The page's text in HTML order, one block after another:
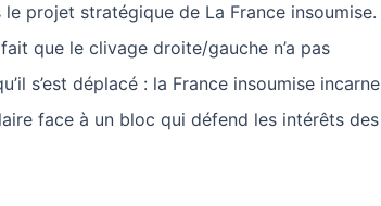
le projet stratégique de La France insoumise.
que le clivage droite/gauche n’a pas
s’est déplacé : la France insoumise incarne
face à un bloc qui défend les intérêts des